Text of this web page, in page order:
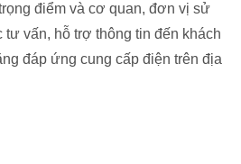
điểm và cơ quan, đơn vị sử
vấn, hỗ trợ thông tin đến khách
đáp ứng cung cấp điện trên địa